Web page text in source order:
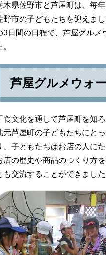
木県佐野市と芦屋町は、毎
野市の子どもたちを迎えま
3日間の日程で、芦屋グルメ
。
芦屋グルメウォ
「食文化を通して芦屋町を知
元芦屋町の子どもたちにと
、子どもたちはお店の人に
店の歴史や商品のつくり方
も交流することができました